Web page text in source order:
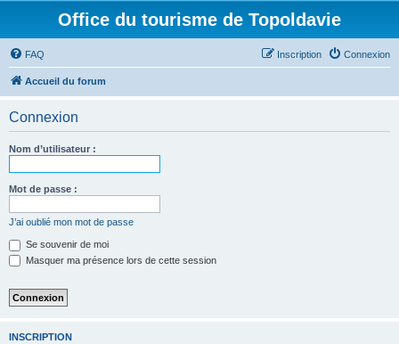
Office du tourisme de Topoldavie
FAQ Connexion
Inscription
Accueil du forum
Connexion
Nom d’utilisateur :
Mot de passe :
J’ai oublié mon mot de passe
Se souvenir de moi
Masquer ma présence lors de cette session
INSCRIPTION